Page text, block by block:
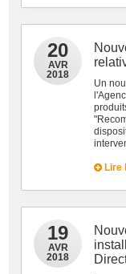
20
AVR
2018
Un
Lire
19
AVR
2018